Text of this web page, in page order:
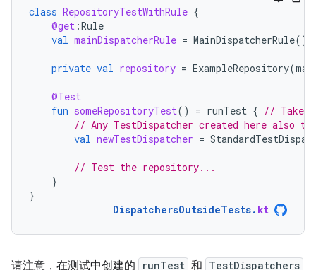
class RepositoryTestWithRule {
@get :Rule
val mainDispatcherRule = MainDispatcherRule()
private val repository = ExampleRepository(
@Test
fun someRepositoryTest() = runTest { // Takes
// Any TestDispatcher created here also
val newTestDispatcher =
// Test the repository...
}
}
DispatchersOutsideTests. kt
请注意，在测试中创建的 runTest 和 TestDispatchers